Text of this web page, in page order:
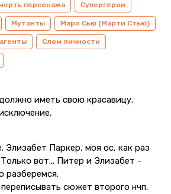
персонажа Супергерои
Мутанты Мэри Сью (Марти Стью)
Слом личности
иметь свою красавицу.
Элизабет Паркер, моя ос, как раз
вот... Питер и Элизабет -
разберемся.
сюжет второго нчп,